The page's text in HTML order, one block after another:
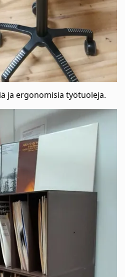
ja ergonomisia työtuoleja.